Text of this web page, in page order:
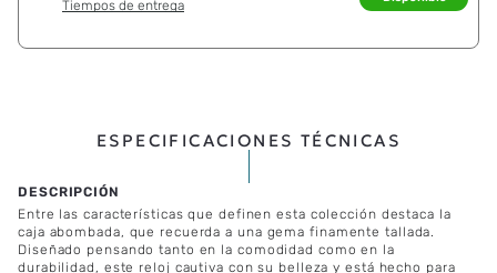
Tiempos de entrega
ESPECIFICACIONES TÉCNICAS
Entre las características que definen esta colección destaca la
caja abombada, que recuerda a una gema finamente tallada.
Diseñado pensando tanto en la comodidad como en la
durabilidad, este reloj cautiva con su belleza y está hecho para